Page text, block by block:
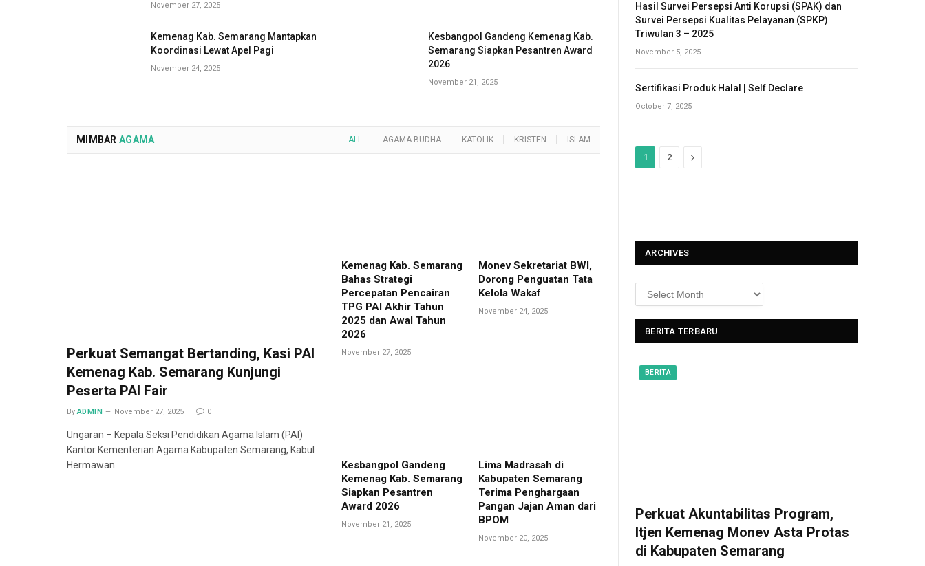
November 27, 2025
Kemenag Kab. Semarang Mantapkan
Koordinasi Lewat Apel Pagi
November 24, 2025
Kesbangpol Gandeng Kemenag Kab.
Semarang Siapkan Pesantren Award
2026
November 21, 2025
MIMBAR AGAMA ALL AGAMA BUDHA KATOLIK KRISTEN ISLAM
Perkuat Semangat Bertanding, Kasi PAI
Kemenag Kab. Semarang Kunjungi
Peserta PAI Fair
By ADMIN November 27, 2025 0
Ungaran – Kepala Seksi Pendidikan Agama Islam (PAI)
Kantor Kementerian Agama Kabupaten Semarang, Kabul
Hermawan…
Kemenag Kab. Semarang
Bahas Strategi
Percepatan Pencairan
TPG PAI Akhir Tahun
2025 dan Awal Tahun
2026
November 27, 2025
Monev Sekretariat BWI,
Dorong Penguatan Tata
Kelola Wakaf
November 24, 2025
Kesbangpol Gandeng
Kemenag Kab. Semarang
Siapkan Pesantren
Award 2026
November 21, 2025
Lima Madrasah di
Kabupaten Semarang
Terima Penghargaan
Pangan Jajan Aman dari
BPOM
November 20, 2025
Hasil Survei Persepsi Anti Korupsi (SPAK) dan
Survei Persepsi Kualitas Pelayanan (SPKP)
Triwulan 3 – 2025
November 5, 2025
Sertifikasi Produk Halal | Self Declare
October 7, 2025
1 2
N
ARCHIVES
BERITA TERBARU
BERITA
Perkuat Akuntabilitas Program,
Itjen Kemenag Monev Asta Protas
di Kabupaten Semarang